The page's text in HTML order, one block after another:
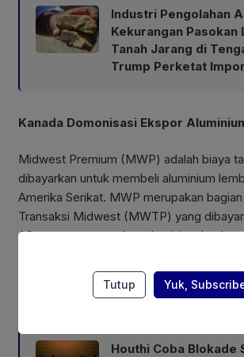
Industri Pengolahan
Kekurangan Pasokan
Tanah Jarang di
Trump Perketat Impor
Kanada Domonisasi Ekspor
Midwest Premium (MWP) adalah biaya
dibayarkan untuk membeli aluminium
Amerika Serikat. MWP merupakan
Transaksi Midwest (MWTP) yang
AS yang menggunakan aluminium
sekunder dan aluminium bekas.
Houthi Coba Blokade
Tutup Yuk,